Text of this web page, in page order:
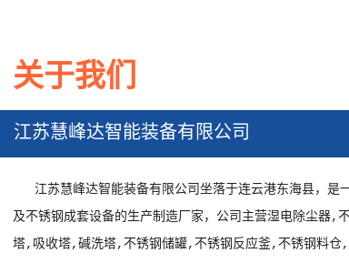
关于我们
江苏慧峰达智能装备有限公司
江苏慧峰达智能装备有限公司坐落于连云港东海县，是
及不锈钢成套设备的生产制造厂家，公司主营湿电除尘器,
塔,吸收塔,碱洗塔,不锈钢储罐,不锈钢反应釜,不锈钢料仓